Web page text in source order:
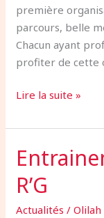
première
parcours, belle
Chacun ayant
profiter de cette
Lire la suite »
R’G
Actualités /Olilah
Entrainement
de
l’An
Neuf